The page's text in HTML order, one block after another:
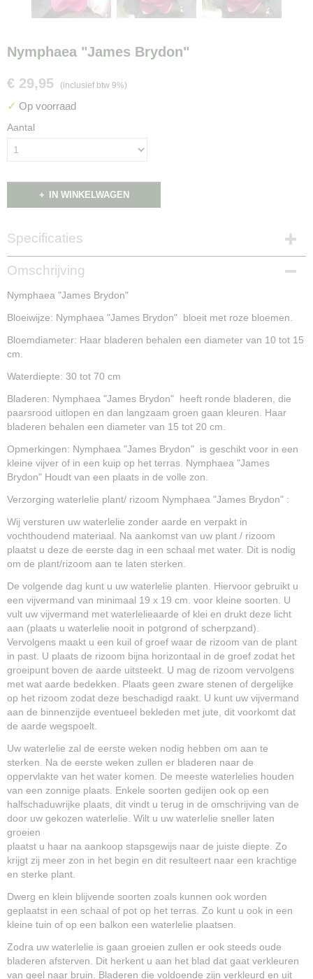
Nymphaea "James Brydon"
€ 29,95 (inclusief btw 9%)
✓ Op voorraad
Aantal
IN WINKELWAGEN
Specificaties
Productcode
NG15028
Omschrijving
Nymphaea "James Brydon"
Bloeiwijze: Nymphaea "James Brydon" bloeit met roze bloemen.
Bloemdiameter: Haar bladeren behalen een diameter van 10 tot 15
cm.
Waterdiepte: 30 tot 70 cm
Bladeren: Nymphaea "James Brydon" heeft ronde bladeren, die
paarsrood uitlopen en dan langzaam groen gaan kleuren. Haar
bladeren behalen een diameter van 15 tot 20 cm.
Opmerkingen: Nymphaea "James Brydon" is geschikt voor in een
kleine vijver of in een kuip op het terras. Nymphaea "James
Brydon" Houdt van een plaats in de volle zon.
Verzorging waterlelie plant/ rizoom Nymphaea "James Brydon" :
Wij versturen uw waterlelie zonder aarde en verpakt in
vochthoudend materiaal. Na aankomst van uw plant / rizoom
plaatst u deze de eerste dag in een schaal met water. Dit is nodig
om de plant/rizoom aan te laten sterken.
De volgende dag kunt u uw waterlelie planten. Hiervoor gebruikt u
een vijvermand van minimaal 19 x 19 cm. voor kleine soorten. U
vult uw vijvermand met waterlelieaarde of klei en drukt deze licht
aan (plaats u waterlelie nooit in potgrond of scherpzand).
Vervolgens maakt u een kuil of groef waar de rizoom van de plant
in past. U plaats de rizoom bijna horizontaal in de groef zodat het
groeipunt boven de aarde uitsteekt. U mag de rizoom vervolgens
met wat aarde bedekken. Plaats geen zware stenen of dergelijke
op het rizoom zodat deze beschadigd raakt. U kunt uw vijvermand
aan de binnenzijde eventueel bekleden met jute, dit voorkomt dat
de aarde wegspoelt.
Uw waterlelie zal de eerste weken nodig hebben om aan te
sterken. Na de eerste weken zullen er bladeren naar de
oppervlakte van het water komen. De meeste waterlelies houden
van een zonnige plaats. Enkele soorten gedijen ook op een
halfschaduwrijke plaats, dit vindt u terug in de omschrijving van de
door uw gekozen waterlelie. Wilt u uw waterlelie sneller laten
groeien
plaatst u haar na aankoop stapsgewijs naar de juiste diepte. Zo
krijgt zij meer zon in het begin en dit resulteert naar een krachtige
en sterke plant.
Dwerg en klein blijvende soorten zoals kunnen ook worden
geplaatst in een schaal of pot op het terras. Zo kunt u ook in een
kleine tuin of op een balkon een waterlelie plaatsen.
Zodra uw waterlelie is gaan groeien zullen er ook steeds oude
bladeren afsterven. Dit herkent u aan het blad dat gaat verkleuren
van geel naar bruin. Bladeren die voldoende zijn verkleurd en uit